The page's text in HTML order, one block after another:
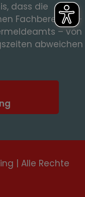
dass die
Fachbereiche -
– von
abweichen
| Alle Rechte